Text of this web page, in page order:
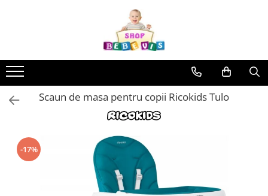
Carucioare copii
Carucioare copii sport
Carucioare copii 2in1
Carucioare gemeni
Accesorii carucioare copii
Huse ploaie si antiinsecte
Scaun de masa pentru copii Ricokids Tulo
-17%